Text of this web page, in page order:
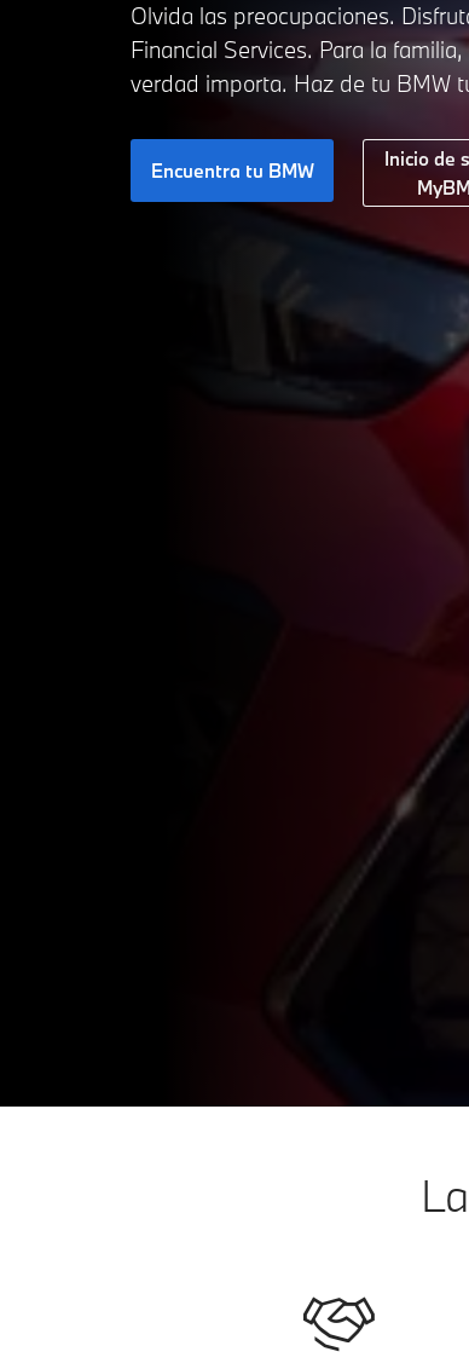
Olvida las preocupaciones.
Financial Services. Para la
verdad importa. Haz de tu BMW
Encuentra tu BMW
Inicio de